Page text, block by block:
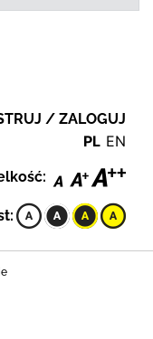
/ ZALOGUJ
PL EN